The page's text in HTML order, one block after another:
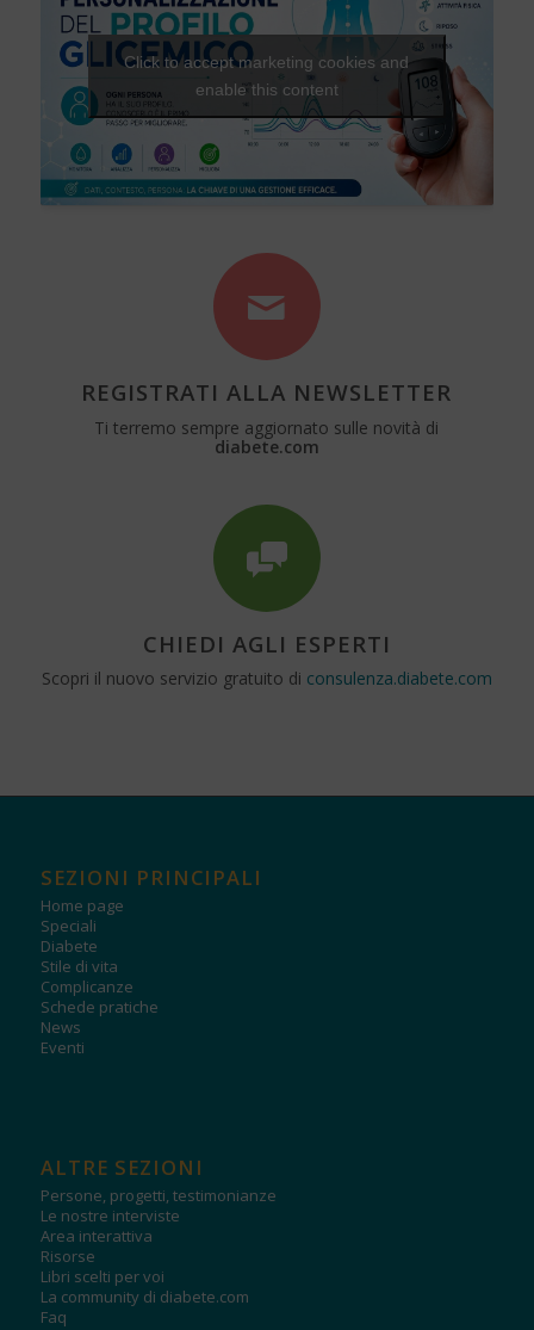
Click to accept marketing cookies and
enable this content
REGISTRATI ALLA NEWSLETTER
Ti terremo sempre aggiornato sulle novità di
diabete.com
CHIEDI AGLI ESPERTI
Scopri il nuovo servizio gratuito di consulenza.diabete.com
SEZIONI PRINCIPALI
Home page
Speciali
Diabete
Stile di vita
Complicanze
Schede pratiche
News
Eventi
ALTRE SEZIONI
Persone, progetti, testimonianze
Le nostre interviste
Area interattiva
Risorse
Libri scelti per voi
La community di diabete.com
Faq